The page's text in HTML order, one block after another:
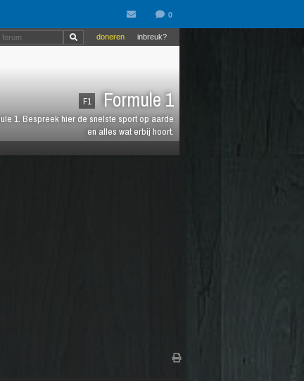
F1 Formule 1
1. Bespreek hier de snelste sport op aarde
en alles wat erbij hoort.
inbreuk?
doneren